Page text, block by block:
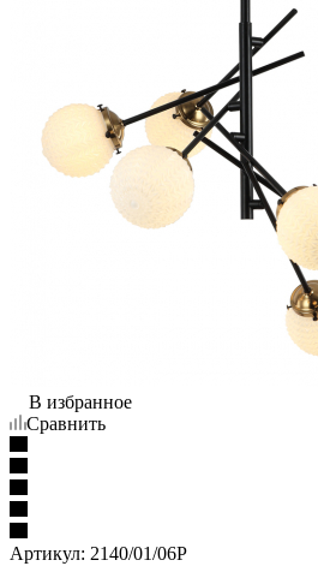
В избранное
Сравнить
Артикул: 2140/01/06P